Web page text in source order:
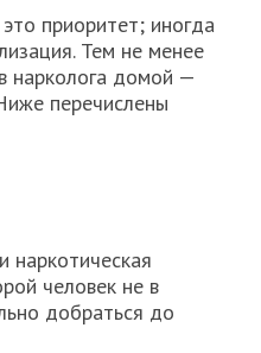
приоритет; иногда
Тем не менее
нарколога домой —
перечислены
наркотическая
человек не в
добраться до